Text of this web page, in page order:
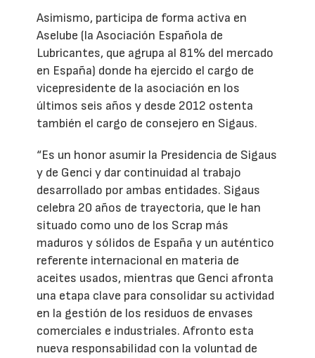
Asimismo, participa de forma activa en
Aselube (la Asociación Española de
Lubricantes, que agrupa al 81% del mercado
en España) donde ha ejercido el cargo de
vicepresidente de la asociación en los
últimos seis años y desde 2012 ostenta
también el cargo de consejero en Sigaus.
“Es un honor asumir la Presidencia de Sigaus
y de Genci y dar continuidad al trabajo
desarrollado por ambas entidades. Sigaus
celebra 20 años de trayectoria, que le han
situado como uno de los Scrap más
maduros y sólidos de España y un auténtico
referente internacional en materia de
aceites usados, mientras que Genci afronta
una etapa clave para consolidar su actividad
en la gestión de los residuos de envases
comerciales e industriales. Afronto esta
nueva responsabilidad con la voluntad de